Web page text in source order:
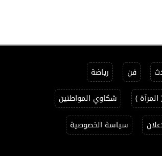
فن
رياضة
)
شكاوي المواطنين
سياسة الخصوصية